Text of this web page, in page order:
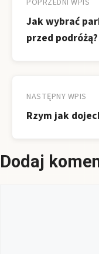
wpisu
Jak wybrać
przed podróżą?
NASTĘPNY WPIS
Rzym jak
Dodaj